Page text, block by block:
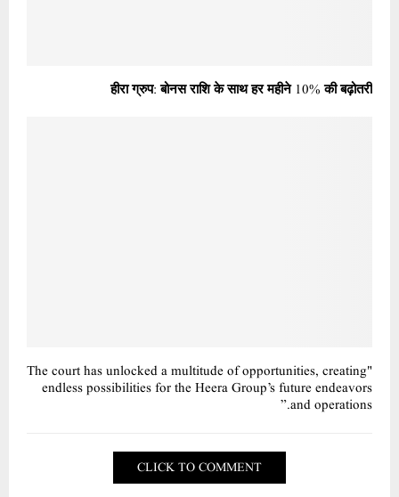
हीरा ग्रुप: बोनस राशि के साथ हर महीने 10% की बढ़ोतरी
"The court has unlocked a multitude of opportunities, creating
endless possibilities for the Heera Group’s future endeavors
and operations.”
CLICK TO COMMENT